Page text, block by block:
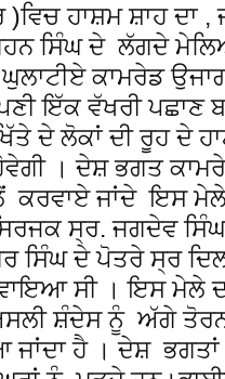
ਹਾਸ਼ਮ ਸ਼ਾਹ ਦਾ
ਸਿੰਘ ਦੇ ਲੱਗਦੇ
ਕਾਮਰੇਡ
ਇੱਕ ਵੱਖਰੀ ਪਛਾਣ
ਦੇ ਲੋਕਾਂ ਦੀ ਰੂਹ ਦੇ
। ਦੇਸ਼ ਭਗਤ
ਜਾਂਦੇ ਇਸ ਮੇਲੇ
ਸ੍ਰ. ਜਗਦੇਵ ਸਿੰਘ
ਸਿੰਘ ਦੇ ਪੋਤਰੇ ਸ੍ਰ
ਸੀ । ਇਸ ਮੇਲੇ
ਸ਼ੰਦੇਸ ਨੂੰ ਅੱਗੇ
ਜਾਂਦਾ ਹੈ । ਦੇਸ਼